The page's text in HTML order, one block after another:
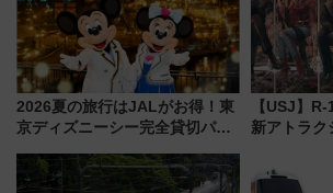
2026夏の旅行はJALがお得！東
京ディズニーシー完全貸切パー
ーン始まる 条件は「夏の国内
【USJ】
新アトラク
ブ」今秋